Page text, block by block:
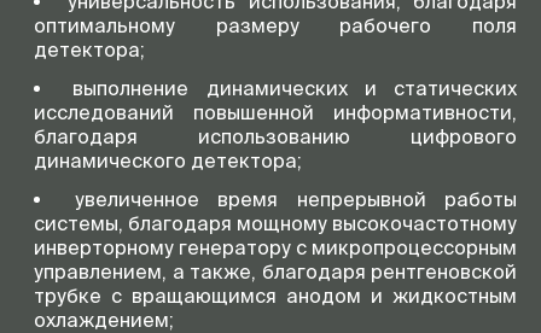
оптимальному размеру рабочего поля
детектора;
выполнение динамических и статических
исследований повышенной информативности,
благодаря использованию цифрового
динамического детектора;
увеличенное время непрерывной работы
системы, благодаря мощному высокочастотному
инверторному генератору с микропроцессорным
управлением, а также, благодаря рентгеновской
трубке с вращающимся анодом и жидкостным
охлаждением;